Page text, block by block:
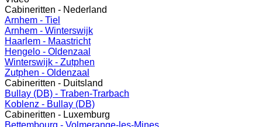
Cabineritten - Nederland
Arnhem - Tiel
Arnhem - Winterswijk
Haarlem - Maastricht
Hengelo - Oldenzaal
Winterswijk - Zutphen
Zutphen - Oldenzaal
Cabineritten - Duitsland
Bullay (DB) - Traben-Trarbach
Koblenz - Bullay (DB)
Cabineritten - Luxemburg
Bettembourg - Volmerange-les-Mines